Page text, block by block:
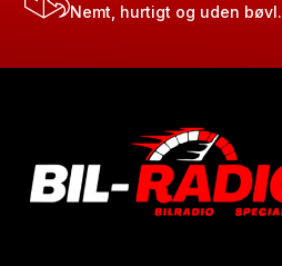
Nemt, hurtigt og uden bøvl.